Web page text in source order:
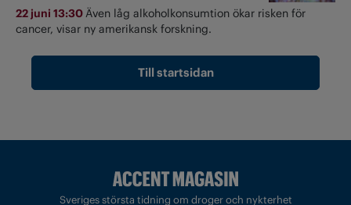
22 juni 13:30Även låg alkoholkonsumtion ökar risken för
cancer, visar ny amerikansk forskning.
Till startsidan
Sveriges största tidning om droger och nykterhet